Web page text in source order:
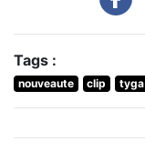
Tags :
nouveaute clip tyga